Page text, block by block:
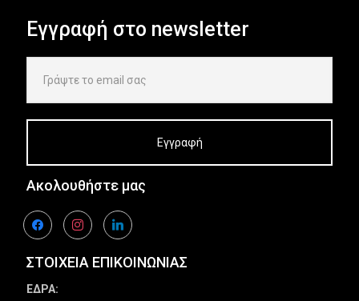
Εγγραφή στο newsletter
Ακολουθήστε μας
facebookinstagramlinkedin
ΣΤΟΙΧΕΙΑ ΕΠΙΚΟΙΝΩΝΙΑΣ
ΕΔΡΑ: